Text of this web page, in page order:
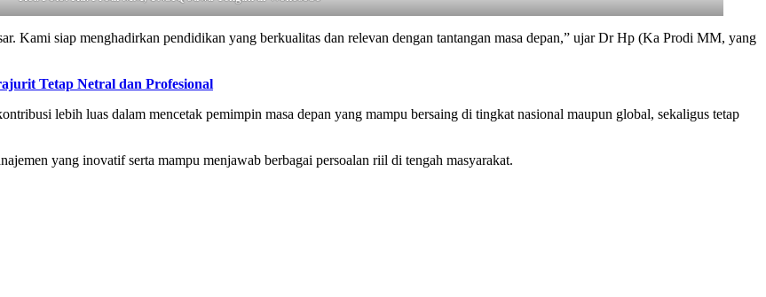
Kami siap menghadirkan pendidikan yang berkualitas dan relevan dengan tantangan masa depan,” ujar Dr Hp (Ka Prodi MM, yang
Tetap Netral dan Profesional
lebih luas dalam mencetak pemimpin masa depan yang mampu bersaing di tingkat nasional maupun global, sekaligus tetap
yang inovatif serta mampu menjawab berbagai persoalan riil di tengah masyarakat.